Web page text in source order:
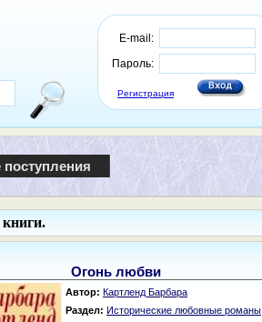
E-mail:
Пароль:
Регистрация
Огонь любви
Автор: Картленд Барбара
Раздел: Исторические любовные романы